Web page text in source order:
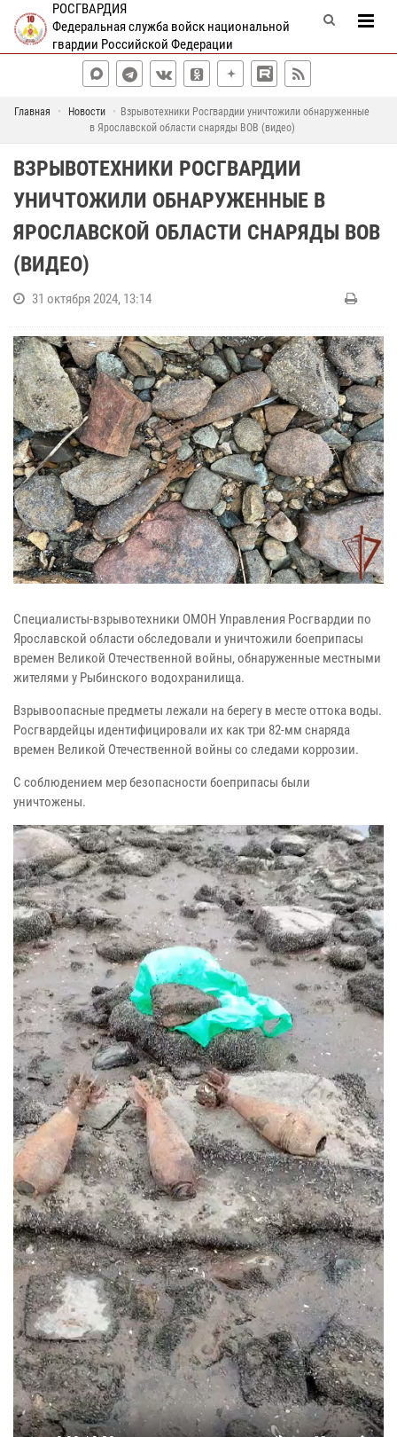
РОСГВАРДИЯ
Федеральная служба войск национальной
гвардии Российской Федерации
Главная Новости
Взрывотехники Росгвардии уничтожили обнаруженные
в Ярославской области снаряды ВОВ (видео)
ВЗРЫВОТЕХНИКИ РОСГВАРДИИ
УНИЧТОЖИЛИ ОБНАРУЖЕННЫЕ В
ЯРОСЛАВСКОЙ ОБЛАСТИ СНАРЯДЫ ВОВ
(ВИДЕО)
31 октября 2024, 13:14
Специалисты-взрывотехники ОМОН Управления Росгвардии по
Ярославской области обследовали и уничтожили боеприпасы
времен Великой Отечественной войны, обнаруженные местными
жителями у Рыбинского водохранилища.
Взрывоопасные предметы лежали на берегу в месте оттока воды.
Росгвардейцы идентифицировали их как три 82-мм снаряда
времен Великой Отечественной войны со следами коррозии.
С соблюдением мер безопасности боеприпасы были
уничтожены.